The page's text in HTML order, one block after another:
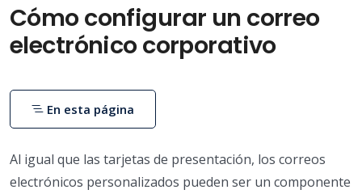
Cómo configurar un correo
electrónico corporativo
Al igual que las tarjetas de presentación, los correos
electrónicos personalizados pueden ser un componente
En esta página